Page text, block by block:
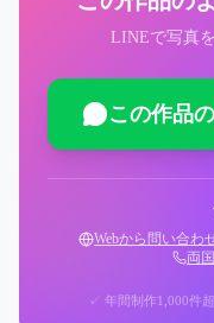
LINEで写真
この作品
Webから問い合わ
両
✓ 年間制作1,000件超